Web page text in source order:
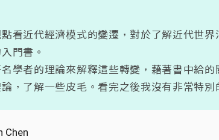
看近代經濟模式的變遷，對於了解近代世
門書。
學者的理論來解釋這些轉變，藉著書中給
，了解一些皮毛。看完之後我沒有非常特
Chen